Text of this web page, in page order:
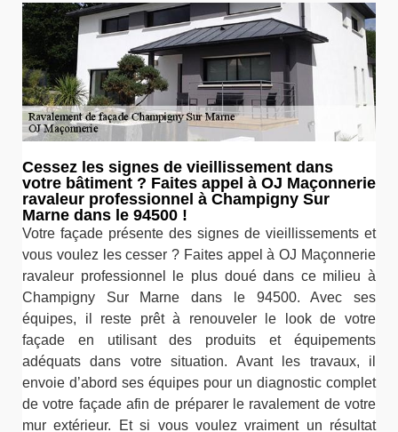
Cessez les signes de vieillissement dans
votre bâtiment ? Faites appel à OJ Maçonnerie
ravaleur professionnel à Champigny Sur
Marne dans le 94500 !
Votre façade présente des signes de vieillissements et
vous voulez les cesser ? Faites appel à OJ Maçonnerie
ravaleur professionnel le plus doué dans ce milieu à
Champigny Sur Marne dans le 94500. Avec ses
équipes, il reste prêt à renouveler le look de votre
façade en utilisant des produits et équipements
adéquats dans votre situation. Avant les travaux, il
envoie d’abord ses équipes pour un diagnostic complet
de votre façade afin de préparer le ravalement de votre
mur extérieur. Et si vous voulez vraiment un résultat